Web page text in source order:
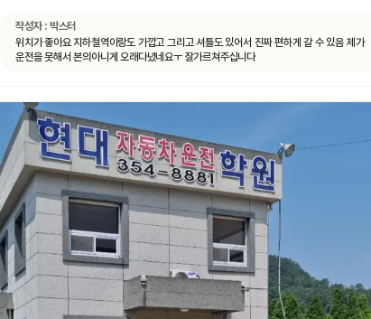
작성자 : 박스터
위치가 좋아요 지하철역이랑도 가깝고 그리고 셔틀도 있어서 진짜 편하게 갈 수 있음 제가
운전을 못해서 본의아니게 오래다녔네요ㅜ 잘가르쳐주십니다